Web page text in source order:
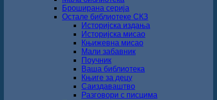
Броширана серија
Остале библиотеке СКЗ
Историјска издања
Историјска мисао
Књижевна мисао
Мали забавник
Поучник
Ваша библиотека
Књиге за децу
Саиздаваштво
Разговори с писцима